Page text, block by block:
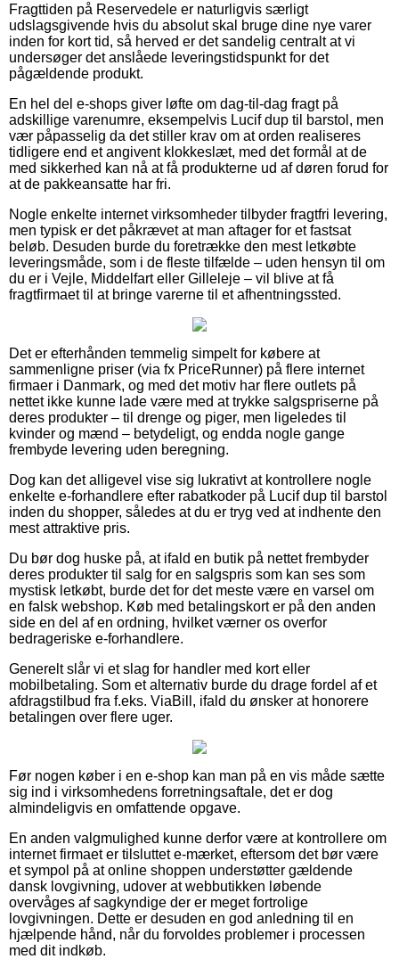
Fragttiden på Reservedele er naturligvis særligt
udslagsgivende hvis du absolut skal bruge dine nye varer
inden for kort tid, så herved er det sandelig centralt at vi
undersøger det anslåede leveringstidspunkt for det
pågældende produkt.
En hel del e-shops giver løfte om dag-til-dag fragt på
adskillige varenumre, eksempelvis Lucif dup til barstol, men
vær påpasselig da det stiller krav om at orden realiseres
tidligere end et angivent klokkeslæt, med det formål at de
med sikkerhed kan nå at få produkterne ud af døren forud for
at de pakkeansatte har fri.
Nogle enkelte internet virksomheder tilbyder fragtfri levering,
men typisk er det påkrævet at man aftager for et fastsat
beløb. Desuden burde du foretrække den mest letkøbte
leveringsmåde, som i de fleste tilfælde – uden hensyn til om
du er i Vejle, Middelfart eller Gilleleje – vil blive at få
fragtfirmaet til at bringe varerne til et afhentningssted.
Det er efterhånden temmelig simpelt for købere at
sammenligne priser (via fx PriceRunner) på flere internet
firmaer i Danmark, og med det motiv har flere outlets på
nettet ikke kunne lade være med at trykke salgspriserne på
deres produkter – til drenge og piger, men ligeledes til
kvinder og mænd – betydeligt, og endda nogle gange
frembyde levering uden beregning.
Dog kan det alligevel vise sig lukrativt at kontrollere nogle
enkelte e-forhandlere efter rabatkoder på Lucif dup til barstol
inden du shopper, således at du er tryg ved at indhente den
mest attraktive pris.
Du bør dog huske på, at ifald en butik på nettet frembyder
deres produkter til salg for en salgspris som kan ses som
mystisk letkøbt, burde det for det meste være en varsel om
en falsk webshop. Køb med betalingskort er på den anden
side en del af en ordning, hvilket værner os overfor
bedrageriske e-forhandlere.
Generelt slår vi et slag for handler med kort eller
mobilbetaling. Som et alternativ burde du drage fordel af et
afdragstilbud fra f.eks. ViaBill, ifald du ønsker at honorere
betalingen over flere uger.
Før nogen køber i en e-shop kan man på en vis måde sætte
sig ind i virksomhedens forretningsaftale, det er dog
almindeligvis en omfattende opgave.
En anden valgmulighed kunne derfor være at kontrollere om
internet firmaet er tilsluttet e-mærket, eftersom det bør være
et sympol på at online shoppen understøtter gældende
dansk lovgivning, udover at webbutikken løbende
overvåges af sagkyndige der er meget fortrolige
lovgivningen. Dette er desuden en god anledning til en
hjælpende hånd, når du forvoldes problemer i processen
med dit indkøb.